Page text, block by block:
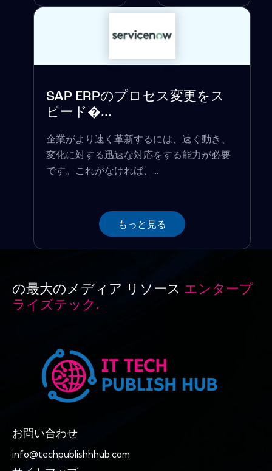
SAP ERPのプロセス変更をス
ピード�...
企業がより速く革新するには、速く動き、
変化に対する迅速な対応をする能力が必要
です。これがなければ、...
もっと見る
の最大のメディア リソース エンタープ
ライズテック.
お問い合わせ
info@techpublishhhub.com